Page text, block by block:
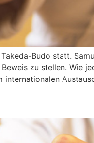
Budo statt.
zu stellen. Wie
internationalen